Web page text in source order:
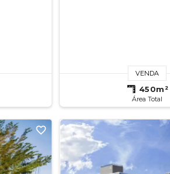
VENDA
450m²
Área Total